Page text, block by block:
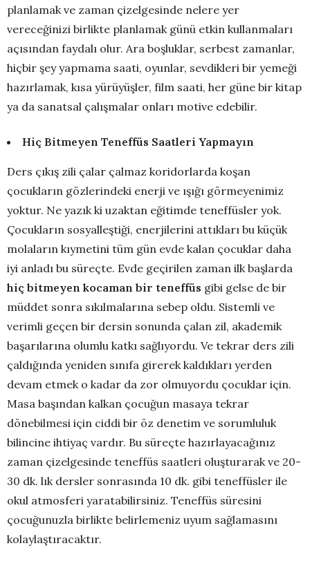
planlamak ve zaman çizelgesinde nelere yer
vereceğinizi birlikte planlamak günü etkin kullanmaları
açısından faydalı olur. Ara boşluklar, serbest zamanlar,
hiçbir şey yapmama saati, oyunlar, sevdikleri bir yemeği
hazırlamak, kısa yürüyüşler, film saati, her güne bir kitap
ya da sanatsal çalışmalar onları motive edebilir.
Hiç Bitmeyen Teneffüs Saatleri Yapmayın
Ders çıkış zili çalar çalmaz koridorlarda koşan
çocukların gözlerindeki enerji ve ışığı görmeyenimiz
yoktur. Ne yazık ki uzaktan eğitimde teneffüsler yok.
Çocukların sosyalleştiği, enerjilerini attıkları bu küçük
molaların kıymetini tüm gün evde kalan çocuklar daha
iyi anladı bu süreçte. Evde geçirilen zaman ilk başlarda
hiç bitmeyen kocaman bir teneffüs gibi gelse de bir
müddet sonra sıkılmalarına sebep oldu. Sistemli ve
verimli geçen bir dersin sonunda çalan zil, akademik
başarılarına olumlu katkı sağlıyordu. Ve tekrar ders zili
çaldığında yeniden sınıfa girerek kaldıkları yerden
devam etmek o kadar da zor olmuyordu çocuklar için.
Masa başından kalkan çocuğun masaya tekrar
dönebilmesi için ciddi bir öz denetim ve sorumluluk
bilincine ihtiyaç vardır. Bu süreçte hazırlayacağınız
zaman çizelgesinde teneffüs saatleri oluşturarak ve 20-
30 dk. lık dersler sonrasında 10 dk. gibi teneffüsler ile
okul atmosferi yaratabilirsiniz. Teneffüs süresini
çocuğunuzla birlikte belirlemeniz uyum sağlamasını
kolaylaştıracaktır.